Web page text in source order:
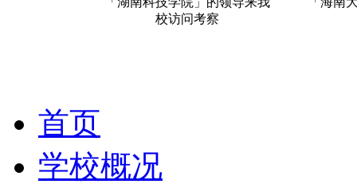
校访问考察
首页
学校概况